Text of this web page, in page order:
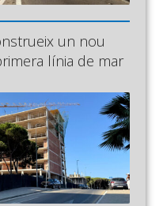
un nou
línia de mar